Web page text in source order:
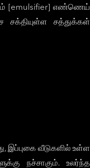
[emulsifier] எண்ணெய்
சக்தியுள்ள சத்துக்கள்
இப்புகை வீடுகளில் உள்ள
நச்சாகும். உலர்ந்த